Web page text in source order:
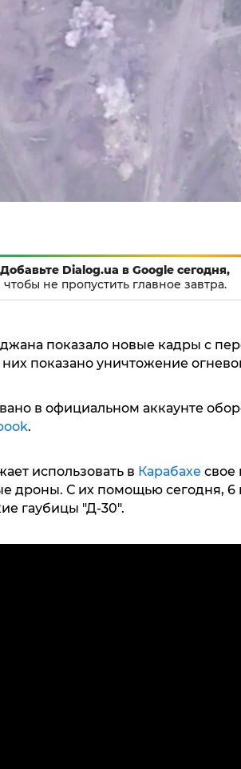
Добавьте Dialog.ua в Google сегодня,
чтобы не пропустить главное завтра.
показало новые кадры с
показано уничтожение
в официальном аккаунте
.
использовать в Карабахесвое
дроны. С их помощью сегодня, 6
гаубицы "Д-30".